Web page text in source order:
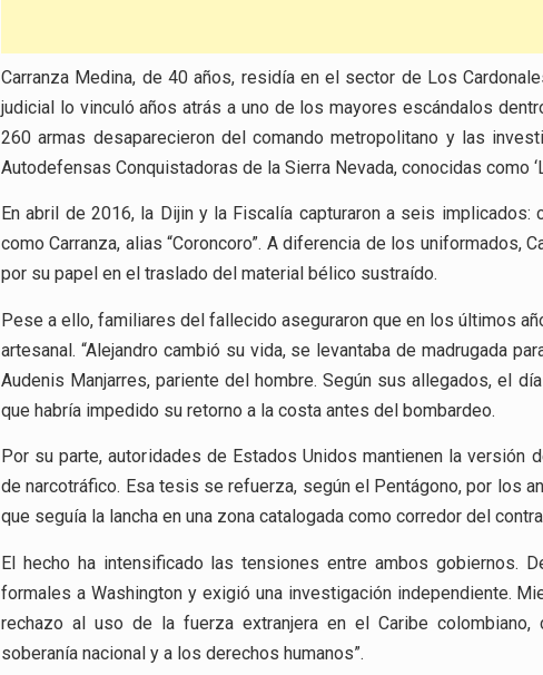
Carranza Medina, de 40 años, residía en el sector de Los
judicial lo vinculó años atrás a uno de los mayores escándalos
260 armas desaparecieron del comando metropolitano y las
Autodefensas Conquistadoras de la Sierra Nevada, conocidas como
En abril de 2016, la Dijin y la Fiscalía capturaron a seis
como Carranza, alias “Coroncoro”. A diferencia de los uniformados,
por su papel en el traslado del material bélico sustraído.
Pese a ello, familiares del fallecido aseguraron que en los últimos
artesanal. “Alejandro cambió su vida, se levantaba de madrugada
Audenis Manjarres, pariente del hombre. Según sus allegados, el
que habría impedido su retorno a la costa antes del bombardeo.
Por su parte, autoridades de Estados Unidos mantienen la versión
de narcotráfico. Esa tesis se refuerza, según el Pentágono, por los
que seguía la lancha en una zona catalogada como corredor del
El hecho ha intensificado las tensiones entre ambos gobiernos.
formales a Washington y exigió una investigación independiente.
rechazo al uso de la fuerza extranjera en el Caribe colombiano,
soberanía nacional y a los derechos humanos”.